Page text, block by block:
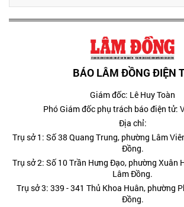
BÁO LÂM ĐỒNG ĐIỆN
Giám đốc: Lê Huy Toàn
Phó Giám đốc phụ trách báo điện tử:
Địa chỉ:
Trụ sở 1: Số 38 Quang Trung, phường Lâm
Đồng.
Trụ sở 2: Số 10 Trần Hưng Đạo, phường Xuân
Lâm Đồng.
Trụ sở 3: 339 - 341 Thủ Khoa Huân, phường
Đồng.